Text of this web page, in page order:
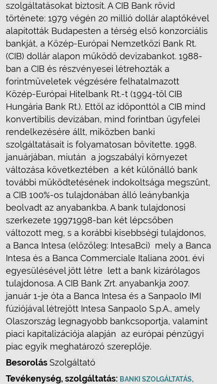
szolgáltatásokat biztosít. A CIB Bank rövid
története: 1979 végén 20 millió dollár alaptőkével
alapították Budapesten a térség első konzorciális
bankját, a Közép-Európai Nemzetközi Bank Rt.
(CIB) dollár alapon működő devizabankot. 1988-
ban a CIB és részvényesei létrehozták a
forintműveletek végzésére felhatalmazott
Közép-Európai Hitelbank Rt.-t (1994-től CIB
Hungária Bank Rt.). Ettől az időponttól a CIB mind
konvertibilis devizában, mind forintban ügyfelei
rendelkezésére állt, miközben banki
szolgáltatásait is folyamatosan bővítette. 1998.
januárjában, miután  a jogszabályi környezet
változása következtében  a két különálló bank
további működtetésének indokoltsága megszűnt,
a CIB 100%-os tulajdonában álló leánybankja
beolvadt az anyabankba. A bank tulajdonosi
szerkezete 19971998-ban két lépcsőben
változott meg, s a korábbi kisebbségi tulajdonos,
a Banca Intesa (előzőleg: IntesaBci)  mely a Banca
Intesa és a Banca Commerciale Italiana 2001. évi
egyesülésével jött létre  lett a bank kizárólagos
tulajdonosa. A CIB Bank Zrt. anyabankja 2007.
január 1-je óta a Banca Intesa és a Sanpaolo IMI
fúziójával létrejött Intesa Sanpaolo S.p.A., amely
Olaszország legnagyobb bankcsoportja, valamint 
piaci kapitalizációja alapján  az európai pénzügyi
piac egyik meghatározó szereplője.
BesorolásSzolgáltató
Tevékenység, szolgáltatás: BANKI SZOLGÁLTATÁS,